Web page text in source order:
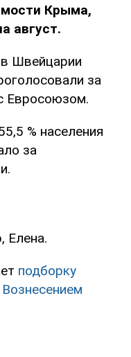
Крыма,
август.
Швейцарии
за
Евросоюзом.
% населения
за
Елена.
подборку